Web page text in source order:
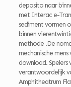
deposito naar
met Interac e-
sediment vormen
binnen
methode .De
mechanische
download.
verantwoordelijk
Amphitheatrum